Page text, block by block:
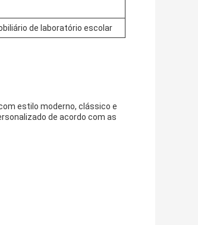
de laboratório escolar
estilo moderno, clássico e
de acordo com as